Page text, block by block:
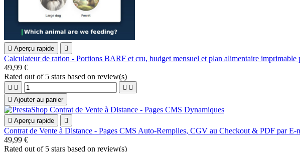
 Aperçu rapide 
Calculateur de ration - Portions BARF et cru, budget mensuel et plan alimentaire imprimable
49,99 €
Rated out of 5 stars based on review(s)
   
 Ajouter au panier
 Aperçu rapide 
Contrat de Vente à Distance - Pages CMS Auto-Remplies, CGV au Checkout & PDF par E-
49,99 €
Rated out of 5 stars based on review(s)